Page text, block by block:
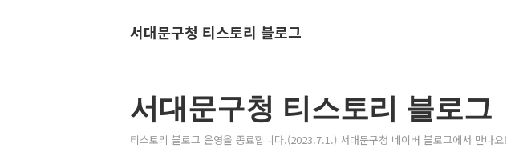
서대문구청 티스토리 블로그
서대문구청 티스토리 블로그
티스토리 블로그 운영을 종료합니다.(2023.7.1.) 서대문구청 네이버 블로그에서 만나요!